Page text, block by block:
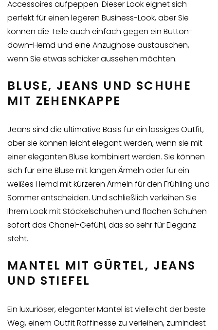
Accessoires aufpeppen. Dieser Look eignet sich
perfekt für einen legeren Business-Look, aber Sie
können die Teile auch einfach gegen ein Button-
down-Hemd und eine Anzughose austauschen,
wenn Sie etwas schicker aussehen möchten.
BLUSE, JEANS UND SCHUHE
MIT ZEHENKAPPE
Jeans sind die ultimative Basis für ein lässiges Outfit,
aber sie können leicht elegant werden, wenn sie mit
einer eleganten Bluse kombiniert werden. Sie können
sich für eine Bluse mit langen Ärmeln oder für ein
weißes Hemd mit kürzeren Ärmeln für den Frühling und
Sommer entscheiden. Und schließlich verleihen Sie
Ihrem Look mit Stöckelschuhen und flachen Schuhen
sofort das Chanel-Gefühl, das so sehr für Eleganz
steht.
MANTEL MIT GÜRTEL, JEANS
UND STIEFEL
Ein luxuriöser, eleganter Mantel ist vielleicht der beste
Weg, einem Outfit Raffinesse zu verleihen, zumindest